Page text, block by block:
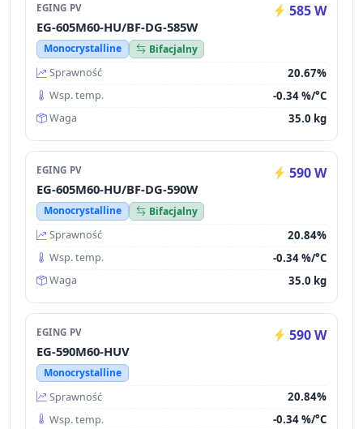
EGING PV 585 W
EG-605M60-HU/BF-DG-585W
Monocrystalline
Bifacjalny
Sprawność
20.67%
Wsp. temp. -0.34 %/°C
Waga 35.0 kg
EGING PV 590 W
EG-605M60-HU/BF-DG-590W
Monocrystalline
Bifacjalny
Sprawność
20.84%
Wsp. temp. -0.34 %/°C
Waga 35.0 kg
EGING PV 590 W
EG-590M60-HUV
Monocrystalline
Sprawność
20.84%
Wsp. temp. -0.34 %/°C